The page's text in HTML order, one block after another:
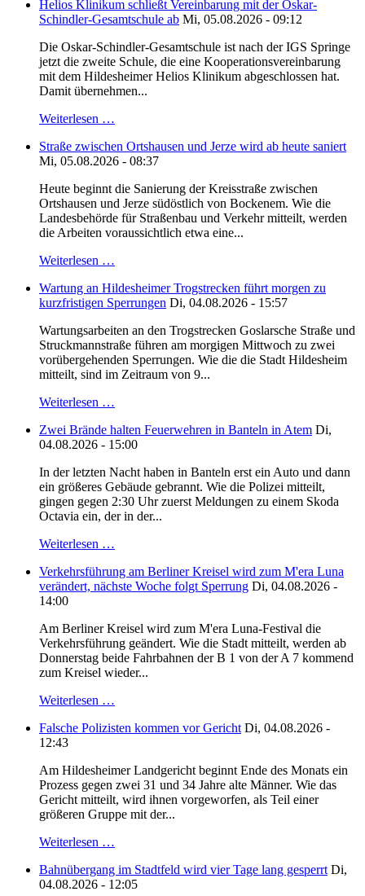
Helios Klinikum schließt Vereinbarung mit der Oskar-
Schindler-Gesamtschule ab Mi, 05.08.2026 - 09:12
Die Oskar-Schindler-Gesamtschule ist nach der IGS Springe
jetzt die zweite Schule, die eine Kooperationsvereinbarung
mit dem Hildesheimer Helios Klinikum abgeschlossen hat.
Damit übernehmen...
Weiterlesen …
Straße zwischen Ortshausen und Jerze wird ab heute saniert
Mi, 05.08.2026 - 08:37
Heute beginnt die Sanierung der Kreisstraße zwischen
Ortshausen und Jerze südöstlich von Bockenem. Wie die
Landesbehörde für Straßenbau und Verkehr mitteilt, werden
die Arbeiten voraussichtlich etwa eine...
Weiterlesen …
Wartung an Hildesheimer Trogstrecken führt morgen zu
kurzfristigen Sperrungen Di, 04.08.2026 - 15:57
Wartungsarbeiten an den Trogstrecken Goslarsche Straße und
Struckmannstraße führen am morgigen Mittwoch zu zwei
vorübergehenden Sperrungen. Wie die die Stadt Hildesheim
mitteilt, sind im Zeitraum von 9...
Weiterlesen …
Zwei Brände halten Feuerwehren in Banteln in Atem Di,
04.08.2026 - 15:00
In der letzten Nacht haben in Banteln erst ein Auto und dann
ein größeres Gebäude gebrannt. Wie die Polizei mitteilt,
gingen gegen 2:30 Uhr zuerst Meldungen zu einem Skoda
Octavia ein, der in der...
Weiterlesen …
Verkehrsführung am Berliner Kreisel wird zum M'era Luna
verändert, nächste Woche folgt Sperrung Di, 04.08.2026 -
14:00
Am Berliner Kreisel wird zum M'era Luna-Festival die
Verkehrsführung geändert. Wie die Stadt mitteilt, werden ab
Donnerstag beide Fahrbahnen der B 1 von der A 7 kommend
zum Kreisel wieder...
Weiterlesen …
Falsche Polizisten kommen vor Gericht Di, 04.08.2026 -
12:43
Am Hildesheimer Landgericht beginnt Ende des Monats ein
Prozess gegen zwei 31 und 34 Jahre alte Männer. Wie das
Gericht mitteilt, wird ihnen vorgeworfen, als Teil einer
größeren Gruppe mit der...
Weiterlesen …
Bahnübergang im Stadtfeld wird vier Tage lang gesperrt Di,
04.08.2026 - 12:05